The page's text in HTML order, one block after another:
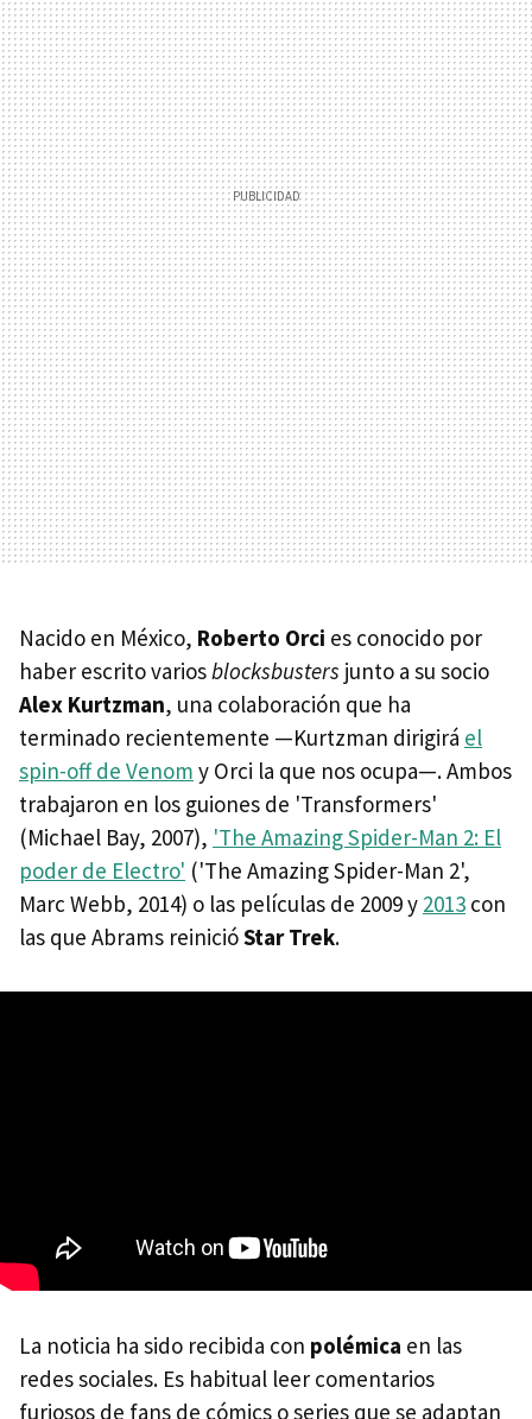
Nacido en México, Roberto Orci es conocido por
haber escrito variosblocksbusters junto a su socio
Alex Kurtzman, una colaboración que ha
terminado recientemente —Kurtzman dirigirá el
spin-off de Venom y Orci la que nos ocupa—. Ambos
trabajaron en los guiones de 'Transformers'
(Michael Bay, 2007), 'The Amazing Spider-Man 2: El
poder de Electro' ('The Amazing Spider-Man 2',
Marc Webb, 2014) o las películas de 2009 y 2013 con
las que Abrams reinicióStar Trek.
La noticia ha sido recibida con polémica en las
redes sociales. Es habitual leer comentarios
furiosos de fans de cómics o series que se adaptan